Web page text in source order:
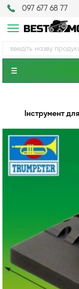
097 677 68 77
Інструмент